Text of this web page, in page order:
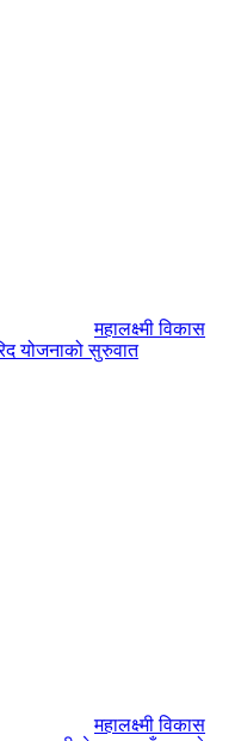
महालक्ष्मी विकास
योजनाको सुरुवात
महालक्ष्मी विकास